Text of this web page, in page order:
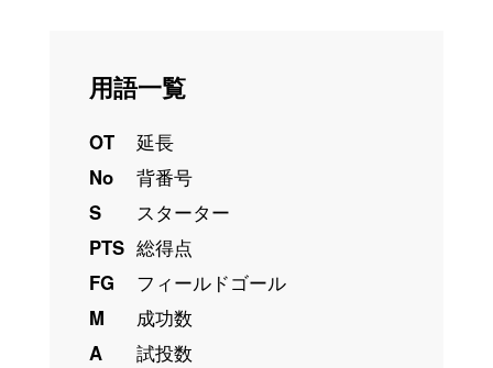
用語一覧
OT
延長
No
背番号
S
スターター
PTS 総得点
FG
フィールドゴール
M
成功数
A
試投数